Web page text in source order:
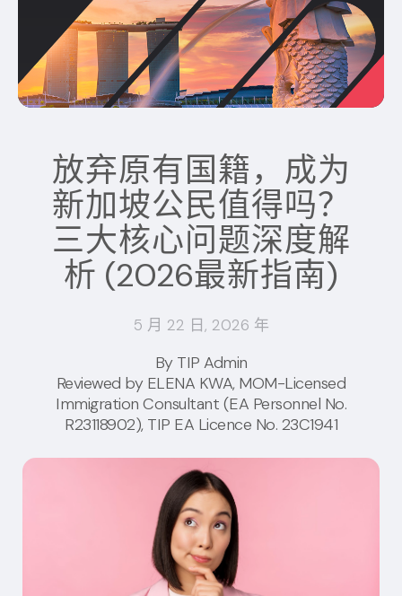
放弃原有国籍，成为
新加坡公民值得吗？
三大核心问题深度解
析 (2026最新指南)
5 月 22 日, 2026 年
By TIP Admin
Reviewed by ELENA KWA, MOM-Licensed
Immigration Consultant (EA Personnel No.
R23118902), TIP EA Licence No. 23C1941